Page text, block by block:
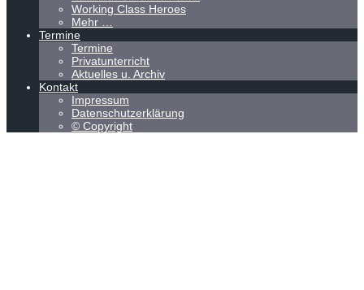
Working Class Heroes
Mehr …
Termine
Termine
Privatunterricht
Aktuelles u. Archiv
Kontakt
Impressum
Datenschutzerklärung
© Copyright